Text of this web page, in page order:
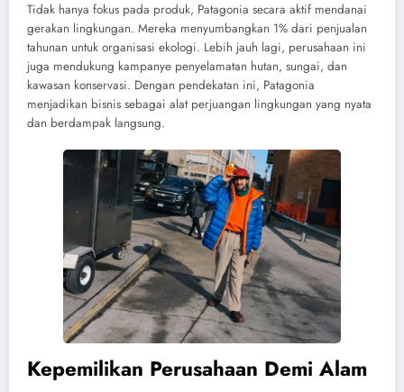
Tidak hanya fokus pada produk, Patagonia secara aktif mendanai
gerakan lingkungan. Mereka menyumbangkan 1% dari penjualan
tahunan untuk organisasi ekologi. Lebih jauh lagi, perusahaan ini
juga mendukung kampanye penyelamatan hutan, sungai, dan
kawasan konservasi. Dengan pendekatan ini, Patagonia
menjadikan bisnis sebagai alat perjuangan lingkungan yang nyata
dan berdampak langsung.
Kepemilikan Perusahaan Demi Alam